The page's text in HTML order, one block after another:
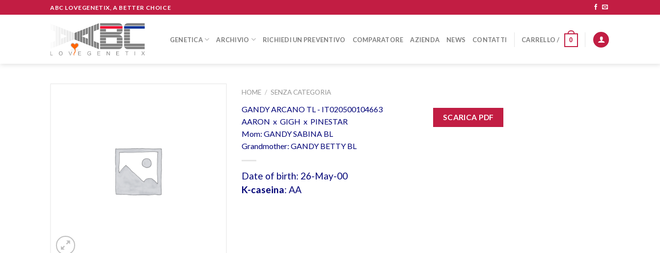
to
ABC LOVEGENETIX, A BETTER CHOICE
GENETICA ARCHIVIO RICHIEDI UN PREVENTIVO COMPARATORE AZIENDA NEWS CONTATTI CARRELLO / 0
HOME / SENZA CATEGORIA
GANDY ARCANO TL - IT020500104663
AARON x GIGH x PINESTAR
Mom: GANDY SABINA BL
Grandmother: GANDY BETTY BL
Date of birth: 26-May-00
K-caseina: AA
SCARICA PDF